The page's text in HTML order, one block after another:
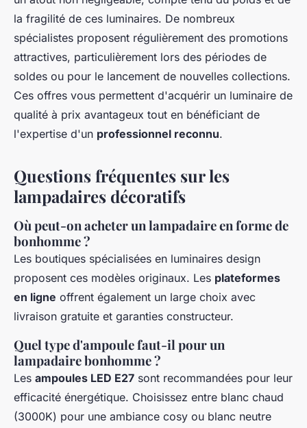
la fragilité de ces luminaires. De nombreux
spécialistes proposent régulièrement des promotions
attractives, particulièrement lors des périodes de
soldes ou pour le lancement de nouvelles collections.
Ces offres vous permettent d'acquérir un luminaire de
qualité à prix avantageux tout en bénéficiant de
l'expertise d'un professionnel reconnu.
Questions fréquentes sur les
lampadaires décoratifs
Où peut-on acheter un lampadaire en forme de
bonhomme ?
Les boutiques spécialisées en luminaires design
proposent ces modèles originaux. Les plateformes
en ligne offrent également un large choix avec
livraison gratuite et garanties constructeur.
Quel type d'ampoule faut-il pour un
lampadaire bonhomme ?
Les ampoules LED E27 sont recommandées pour leur
efficacité énergétique. Choisissez entre blanc chaud
(3000K) pour une ambiance cosy ou blanc neutre